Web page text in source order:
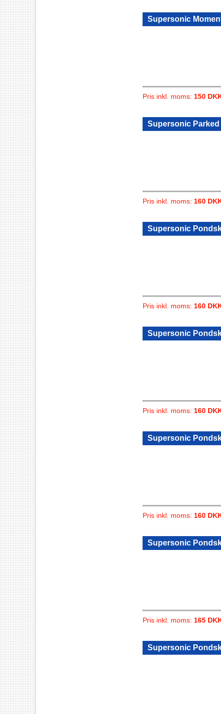
Supersonic
Pris inkl. moms: 150
Supersonic
Pris inkl. moms: 160
Supersonic
Pris inkl. moms: 160
Supersonic
Pris inkl. moms: 160
Supersonic
Pris inkl. moms: 160
Supersonic
Pris inkl. moms: 165
Supersonic